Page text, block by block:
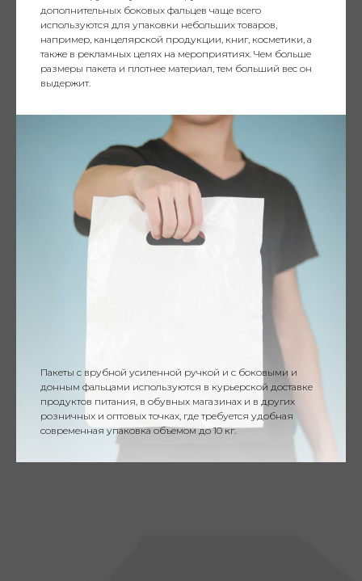
дополнительных боковых фальцев чаще всего
используются для упаковки небольших товаров,
например, канцелярской продукции, книг, косметики, а
также в рекламных целях на мероприятиях. Чем больше
размеры пакета и плотнее материал, тем больший вес он
выдержит.
Пакеты с врубной усиленной ручкой и с боковыми и
донным фальцами используются в курьерской доставке
продуктов питания, в обувных магазинах и в других
розничных и оптовых точках, где требуется удобная
современная упаковка объемом до 10 кг.